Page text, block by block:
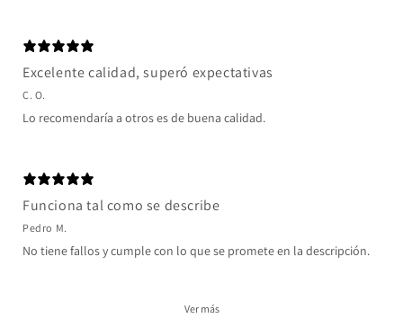
Excelente calidad, superó expectativas
C. O.
Lo recomendaría a otros es de buena calidad.
Funciona tal como se describe
Pedro M.
No tiene fallos y cumple con lo que se promete en la descripción.
Ver más